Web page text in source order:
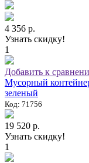
4 356 р.
Узнать скидку!
1
Добавить к
Мусорный
зеленый
Код: 71756
19 520 р.
Узнать скидку!
1